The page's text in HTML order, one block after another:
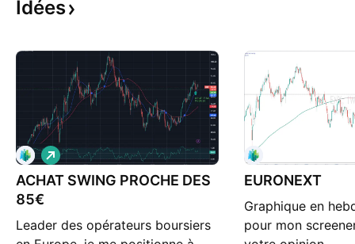
Idées
ACHAT SWING PROCHE DES
85€
Leader des opérateurs boursiers
L
o
n
g
EURONEXT
Graphique en
pour mon